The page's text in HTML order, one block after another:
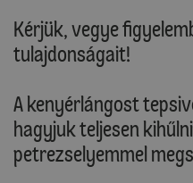
Kérjük, vegye
tulajdonságait!
A kenyérlángost
hagyjuk teljesen
petrezselyemmel